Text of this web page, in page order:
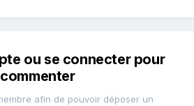
ou se connecter pour
commenter
afin de pouvoir déposer un